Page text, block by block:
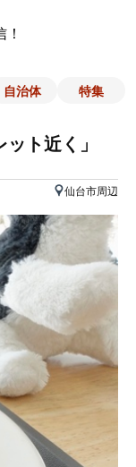
自治体 特集
ト近く」
仙台市周辺